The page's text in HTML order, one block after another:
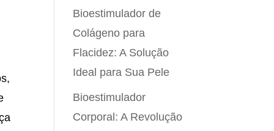
Bioestimulador de
Colágeno para
Flacidez: A Solução
Ideal para Sua Pele
Bioestimulador
Corporal: A Revolução